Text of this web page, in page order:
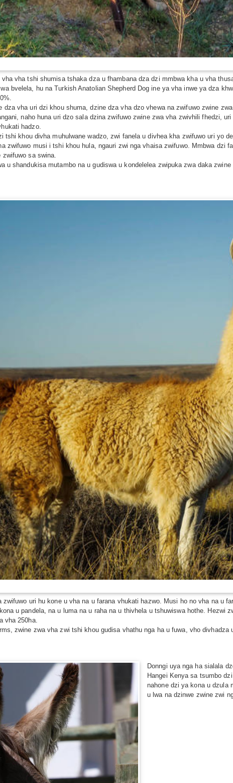
vha tshi shumisa tshaka dza u fhambana dza dzi mmbwa kha u vha
bvelela, hu na Turkish Anatolian Shepherd Dog ine ya vha inwe ya dza
dza vha uri dzi khou shuma, dzine dza vha dzo vhewa na zwifuwo zwine
naho huna uri dzo sala dzina zwifuwo zwine zwa vha zwivhili fhedzi,
hadzo.
tshi khou divha muhulwane wadzo, zwi fanela u divhea kha zwifuwo uri yo
zwifuwo musi i tshi khou hula, ngauri zwi nga vhaisa zwifuwo. Mmbwa dzi
sa swina.
u shandukisa mutambo na u gudiswa u kondelelea zwipuka zwa daka
uri hu kone u vha na u farana vhukati hazwo. Musi ho no vha na u
u pandela, na u luma na u raha na u thivhela u tshuwiswa hothe.
vha 250ha.
zwine zwa vha zwi tshi khou gudisa vhathu nga ha u fuwa, vho
Donngi uya nga ha sialala
Hangei Kenya sa tsumbo
nahone dzi ya kona u dzula
u lwa na dzinwe zwine zwi